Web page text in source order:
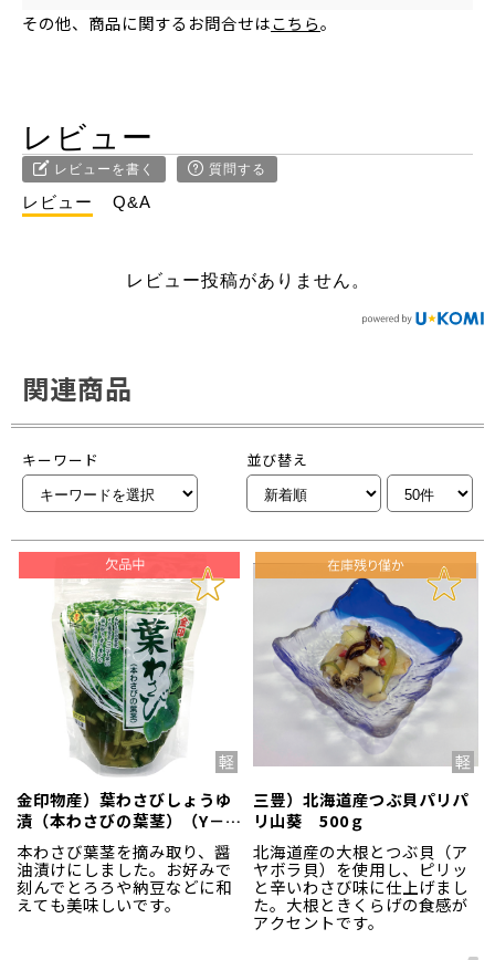
その他、商品に関するお問合せはこちら。
レビュー
レビューを書く 質問する
レビュー Q&A
レビュー投稿がありません。
関連商品
キーワード 並び替え
金印物産）葉わさびしょうゆ
漬（本わさびの葉茎）（Y－
9） 250g
本わさび葉茎を摘み取り、醤
油漬けにしました。お好みで
刻んでとろろや納豆などに和
えても美味しいです。
三豊）北海道産つぶ貝パリパ
リ山葵 500ｇ
北海道産の大根とつぶ貝（ア
ヤボラ貝）を使用し、ピリッ
と辛いわさび味に仕上げまし
た。大根ときくらげの食感が
アクセントです。